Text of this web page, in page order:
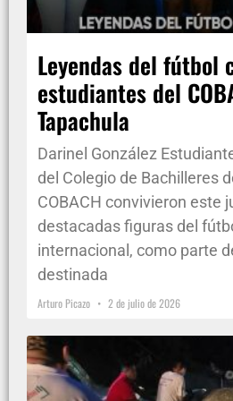
Leyendas del fútbol
estudiantes del
Tapachula
Darinel González
del Colegio de Bachilleres
COBACH convivieron este
destacadas figuras del
internacional, como parte
destinada
Arturo Picazo 2 de julio de 2026